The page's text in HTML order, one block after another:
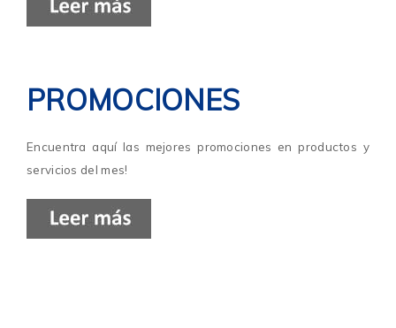
PROMOCIONES
Encuentra aquí las mejores promociones en productos y
servicios del mes!